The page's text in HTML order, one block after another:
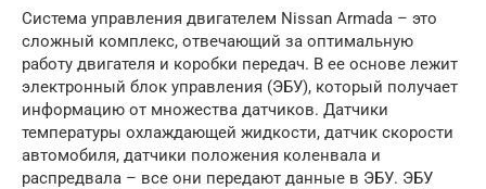
Система управления двигателем Nissan Armada – это
сложный комплекс, отвечающий за оптимальную
работу двигателя и коробки передач. В ее основе лежит
электронный блок управления (ЭБУ), который получает
информацию от множества датчиков. Датчики
температуры охлаждающей жидкости, датчик скорости
автомобиля, датчики положения коленвала и
распредвала – все они передают данные в ЭБУ. ЭБУ